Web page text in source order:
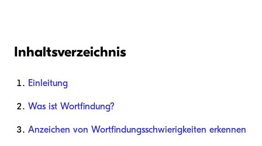
Inhaltsverzeichnis
Einleitung
Was ist Wortfindung?
Anzeichen von Wortfindungsschwierigkeiten erkennen